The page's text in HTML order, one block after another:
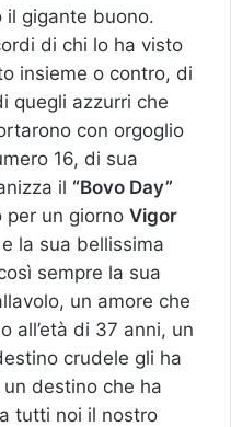
il gigante buono.
di chi lo ha visto
insieme o contro, di
quegli azzurri che
con orgoglio
16, di sua
il “Bovo Day”
per un giorno Vigor
la sua bellissima
sempre la sua
un amore che
all’età di 37 anni, un
crudele gli ha
destino che ha
tutti noi il nostro